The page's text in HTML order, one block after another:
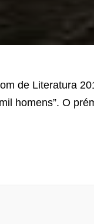
de Literatura
homens”. O